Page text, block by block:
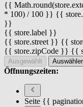
{{
* 100) / 100 }} {{
}}
{{ store.label }}
{{ store.street }} {{
{{ store.zipCode }} {{
Ausgewählt
Öffnungszeiten:
Seite {{